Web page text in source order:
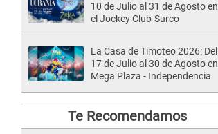
10 de Julio al 31 de Agosto en
el Jockey Club-Surco
La Casa de Timoteo 2026: Del
17 de Julio al 30 de Agosto en
Mega Plaza - Independencia
Te Recomendamos